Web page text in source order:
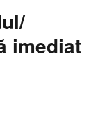
imediat